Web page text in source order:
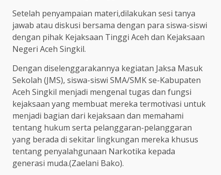
Setelah penyampaian materi,dilakukan sesi tanya
jawab atau diskusi bersama dengan para siswa-siswi
dengan pihak Kejaksaan Tinggi Aceh dan Kejaksaan
Negeri Aceh Singkil.
Dengan diselenggarakannya kegiatan Jaksa Masuk
Sekolah (JMS), siswa-siswi SMA/SMK se-Kabupaten
Aceh Singkil menjadi mengenal tugas dan fungsi
kejaksaan yang membuat mereka termotivasi untuk
menjadi bagian dari kejaksaan dan memahami
tentang hukum serta pelanggaran-pelanggaran
yang berada di sekitar lingkungan mereka khusus
tentang penyalahgunaan Narkotika kepada
generasi muda.(Zaelani Bako).